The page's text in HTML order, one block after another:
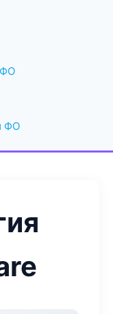
ФО
ФО